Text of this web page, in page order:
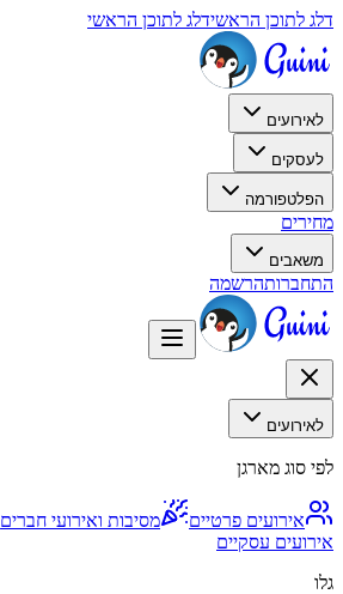
דלג לתוכן הראשידלג לתוכן הראשי
לאירועים
לעסקים
הפלטפורמה
מחירים
משאבים
התחברותהרשמה
לאירועים
לפי סוג מארגן
אירועים פרטיים מסיבות ואירועי חברים
אירועים עסקיים
גלו